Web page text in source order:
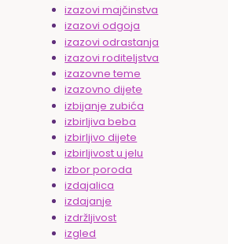
izazovi majčinstva
izazovi odgoja
izazovi odrastanja
izazovi roditeljstva
izazovne teme
izazovno dijete
izbijanje zubića
izbirljiva beba
izbirljivo dijete
izbirljivost u jelu
izbor poroda
izdajalica
izdajanje
izdržljivost
izgled